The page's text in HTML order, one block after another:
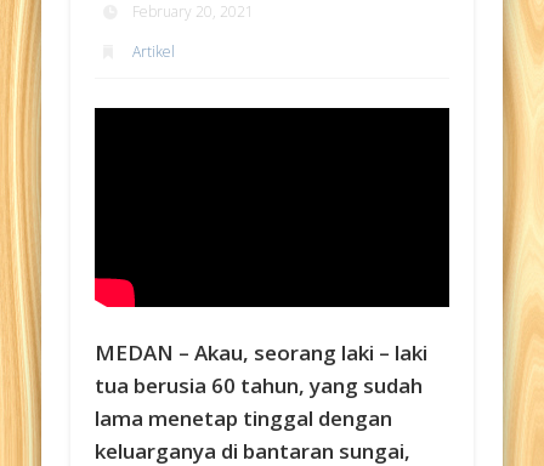
February 20, 2021
Artikel
MEDAN – Akau, seorang laki – laki
tua berusia 60 tahun, yang sudah
lama menetap tinggal dengan
keluarganya di bantaran sungai,